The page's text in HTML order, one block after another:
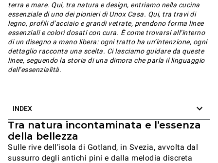
terra e mare. Qui, tra natura e design, entriamo nella cucina
essenziale di uno dei pionieri di Unox Casa. Qui, tra travi di
legno, profili d’acciaio e grandi vetrate, prendono forma linee
essenziali e colori dosati con cura. È come trovarsi all’interno
di un disegno a mano libera: ogni tratto ha un’intenzione, ogni
dettaglio racconta una scelta. Ci lasciamo guidare da queste
linee, seguendo la storia di una dimora che parla il linguaggio
dell’essenzialità.
INDEX
Tra natura incontaminata e l’essenza
della bellezza
Sulle rive dell’isola di Gotland, in Svezia, avvolta dal
sussurro degli antichi pini e dalla melodia discreta